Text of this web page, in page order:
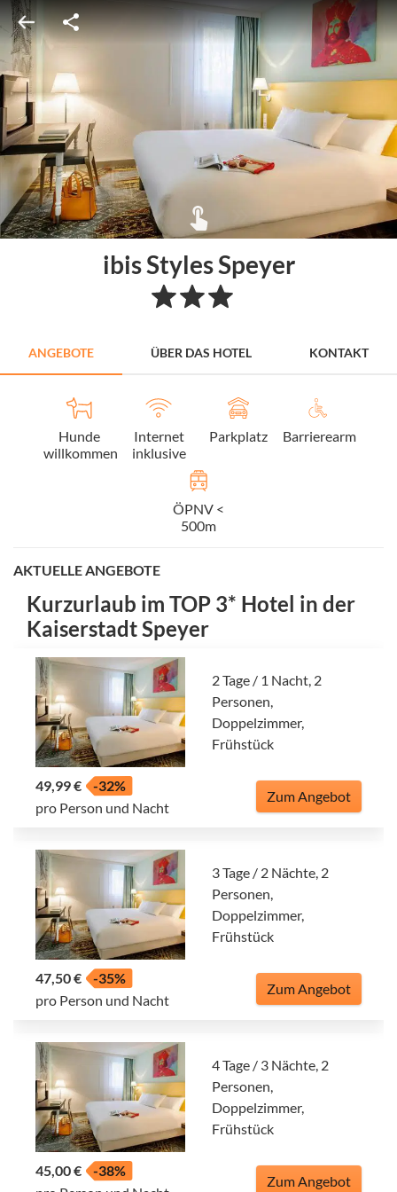
ibis Styles Speyer
ANGEBOTE ÜBER DAS HOTEL KONTAKT
Hunde
willkommen
Internet
inklusive
Parkplatz Barrierearm
ÖPNV <
500m
AKTUELLE ANGEBOTE
Kurzurlaub im TOP 3* Hotel in der
Kaiserstadt Speyer
2 Tage / 1 Nacht, 2
Personen,
Doppelzimmer,
Frühstück
49,99 €
-32%
pro Person und Nacht
Zum Angebot
3 Tage / 2 Nächte, 2
Personen,
Doppelzimmer,
Frühstück
47,50 €
-35%
pro Person und Nacht
Zum Angebot
4 Tage / 3 Nächte, 2
Personen,
Doppelzimmer,
Frühstück
45,00 €
-38%
Zum Angebot